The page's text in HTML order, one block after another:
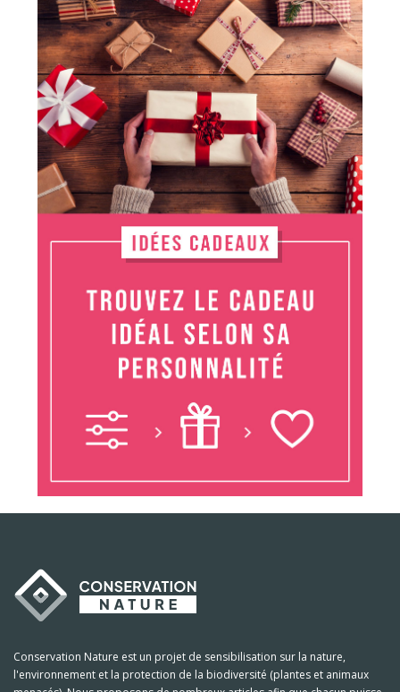
Conservation Nature est un projet de sensibilisation sur la nature,
l'environnement et la protection de la biodiversité (plantes et animaux